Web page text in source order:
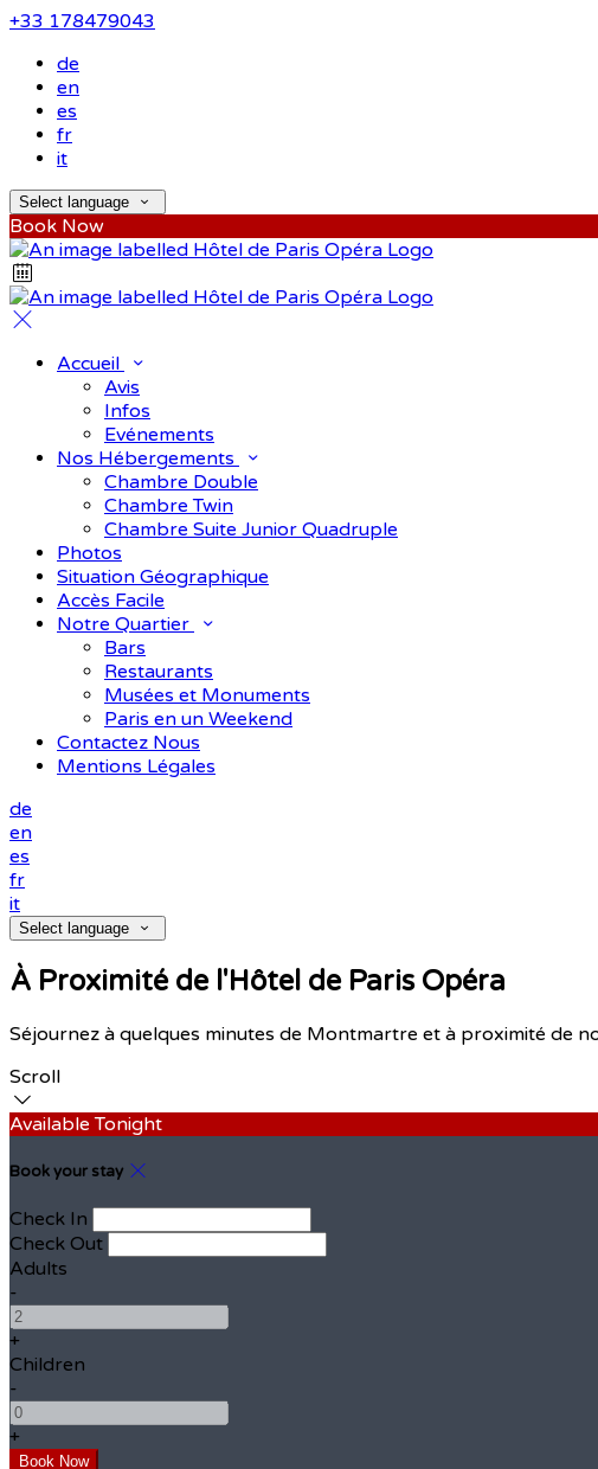
+33 178479043
de
en
es
fr
it
Select language
Book Now
Accueil
Avis
Infos
Evénements
Nos Hébergements
Chambre Double
Chambre Twin
Chambre Suite Junior Quadruple
Photos
Situation Géographique
Accès Facile
Notre Quartier
Bars
Restaurants
Musées et Monuments
Paris en un Weekend
Contactez Nous
Mentions Légales
de
en
es
fr
it
Select language
À Proximité de l'Hôtel de Paris Opéra
Séjournez à quelques minutes de Montmartre et à proximité de
Scroll
Available Tonight
Book your stay
Check In
Check Out
Adults
-
+
Children
-
+